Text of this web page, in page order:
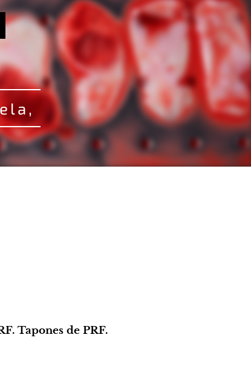
Tapones de PRF.